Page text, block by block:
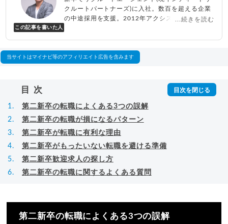
この記事を書いた人
クルートパートナーズ)に入社。数百を超える企業
の中途採用を支援。2012年アクシス(株)設立、代
べらない転職エージェント
...続きを読む
当サイトはマイナビ等のアフィリエイト広告を含みます
目次
第二新卒の転職によくある3つの誤解
第二新卒の転職が損になるパターン
第二新卒が転職に有利な理由
第二新卒がもったいない転職を避ける準備
第二新卒歓迎求人の探し方
第二新卒の転職に関するよくある質問
第二新卒の転職によくある3つの誤解